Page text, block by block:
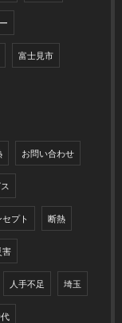
富士見市
お問い合わせ
セプト 断熱
害
人手不足 埼玉